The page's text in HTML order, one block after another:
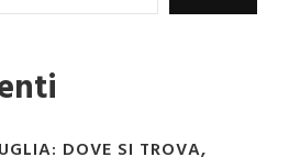
DOVE SI TROVA,